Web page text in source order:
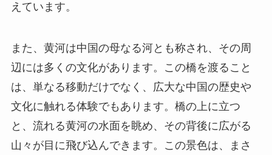
えています。
また、黄河は中国の母なる河とも称され、その周
辺には多くの文化があります。この橋を渡ること
は、単なる移動だけでなく、広大な中国の歴史や
文化に触れる体験でもあります。橋の上に立つ
と、流れる黄河の水面を眺め、その背後に広がる
山々が目に飛び込んできます。この景色は、まさ